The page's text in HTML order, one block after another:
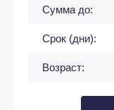
Сумма до:
Срок (дни):
Возраст: